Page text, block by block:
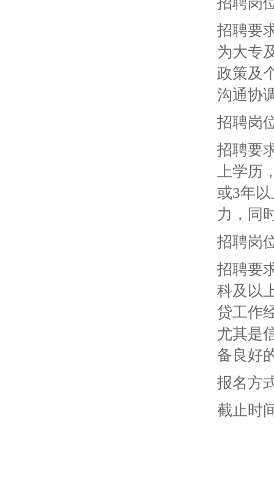
招聘要
为大专
政策及
沟通协
招聘岗
招聘要
上学历
或3年
力，同
招聘岗
招聘要
科及以
贷工作
尤其是
备良好
报名方
截止时